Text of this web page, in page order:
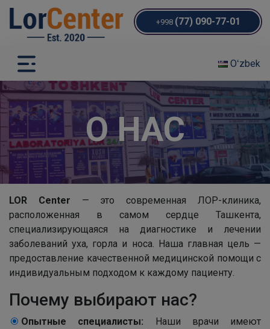
+998 (77) 090-77-01
Oʻzbek
О НАС
LOR Center — это современная ЛОР-клиника,
расположенная в самом сердце Ташкента,
специализирующаяся на диагностике и лечении
заболеваний уха, горла и носа. Наша главная цель —
предоставление качественной медицинской помощи с
индивидуальным подходом к каждому пациенту.
Почему выбирают нас?
Опытные специалисты: Наши врачи имеют